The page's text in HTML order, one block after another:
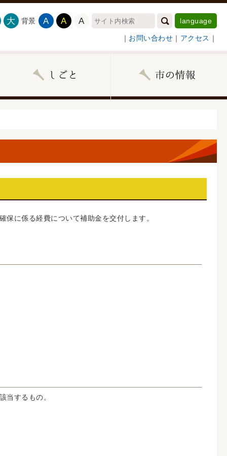
大 背景 A A A language
｜ お問い合わせ ｜ アクセス ｜
に係る経費について補助金を交付します。
当するもの。